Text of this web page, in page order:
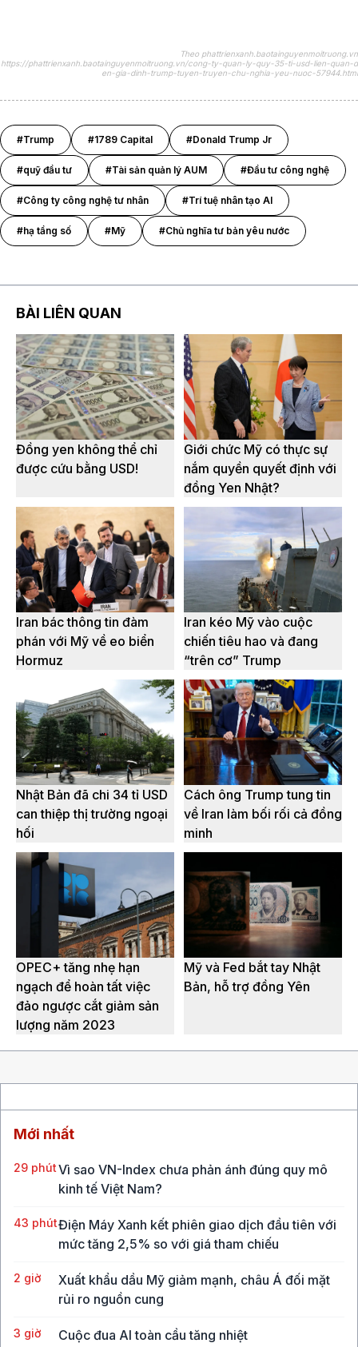
Theo phattrienxanh.baotainguyenmoitruong.vn
https://phattrienxanh.baotainguyenmoitruong.vn/cong-ty-quan-ly-quy-35-ti-usd-lien-quan-d
en-gia-dinh-trump-tuyen-truyen-chu-nghia-yeu-nuoc-57944.html
#Trump #1789 Capital #Donald Trump Jr
#quỹ đầu tư #Tài sản quản lý AUM #Đầu tư công nghệ
#Công ty công nghệ tư nhân #Trí tuệ nhân tạo AI
#hạ tầng số #Mỹ #Chủ nghĩa tư bản yêu nước
BÀI LIÊN QUAN
Đồng yen không thể chỉ
được cứu bằng USD!
Giới chức Mỹ có thực sự
nắm quyền quyết định với
đồng Yen Nhật?
Iran bác thông tin đàm
phán với Mỹ về eo biển
Hormuz
Iran kéo Mỹ vào cuộc
chiến tiêu hao và đang
“trên cơ” Trump
Nhật Bản đã chi 34 tỉ USD
can thiệp thị trường ngoại
hối
Cách ông Trump tung tin
về Iran làm bối rối cả đồng
minh
OPEC+ tăng nhẹ hạn
ngạch để hoàn tất việc
đảo ngược cắt giảm sản
lượng năm 2023
Mỹ và Fed bắt tay Nhật
Bản, hỗ trợ đồng Yên
Mới nhất
29 phútVì sao VN-Index chưa phản ánh đúng quy mô
kinh tế Việt Nam?
43 phútĐiện Máy Xanh kết phiên giao dịch đầu tiên với
mức tăng 2,5% so với giá tham chiếu
2 giờ
Xuất khẩu dầu Mỹ giảm mạnh, châu Á đối mặt
rủi ro nguồn cung
3 giờ Cuộc đua AI toàn cầu tăng nhiệt